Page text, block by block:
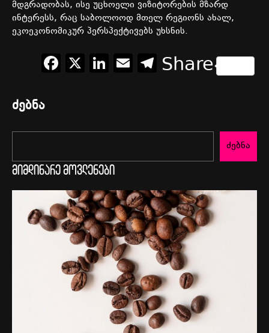
მდგრადობას, ისე უცხოელი ვიზიტორების მზარდ
ინტერესს, რაც საბოლოოდ მთელ რეგიონს ახალ,
ეკოეკონომიკურ პერსპექტივებს უხსნის.
Facebook
X LinkedIn
EmailTelegram
Share
ძებნა
ძებნა
მიმდინარე მოვლენები